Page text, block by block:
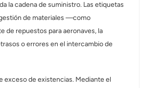
la cadena de suministro. Las etiquetas
de materiales —como
de repuestos para aeronaves, la
o errores en el intercambio de
exceso de existencias. Mediante el